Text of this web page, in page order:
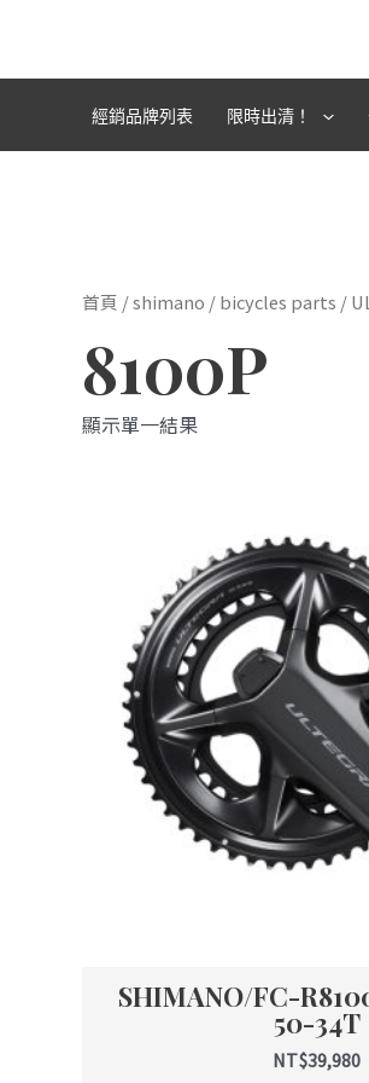
主
經銷品牌列表 限時出清！
首頁 /shimano /bicycles parts /
8100P
顯示單一結果
SHIMANO/FC-
50-34T
NT$39,980